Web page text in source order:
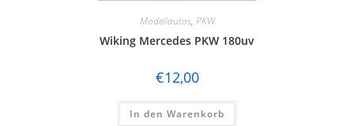
Modellautos, PKW
Wiking Mercedes PKW 180uv
€12,00
In den Warenkorb